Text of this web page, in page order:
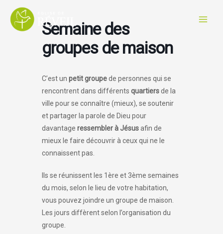
contenu
Semaine des
groupes de maison
C’est un petit groupede personnes qui se
rencontrent dans différents quartiersde la
ville pour se connaître (mieux), se soutenir
et partager la parole de Dieu pour
davantage ressembler à Jésusafin de
mieux le faire découvrir à ceux qui ne le
connaissent pas.
Ils se réunissent les 1ère et 3ème semaines
du mois, selon le lieu de votre habitation,
vous pouvez joindre un groupe de maison.
Les jours diffèrent selon l’organisation du
groupe.